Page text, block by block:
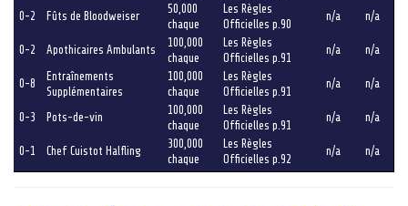
0-2 Fûts de Bloodweiser
50,000
chaque
Les Règles
Officielles p.90
n/a n/a
0-2 Apothicaires Ambulants
100,000
chaque
Les Règles
Officielles p.91
n/a n/a
0-8
Entraînements
Supplémentaires
100,000
chaque
Les Règles
Officielles p.91
n/a n/a
0-3 Pots-de-vin
100,000
chaque
Les Règles
Officielles p.91
n/a n/a
0-1 Chef Cuistot Halfling
300,000
chaque
Les Règles
Officielles p.92
n/a n/a